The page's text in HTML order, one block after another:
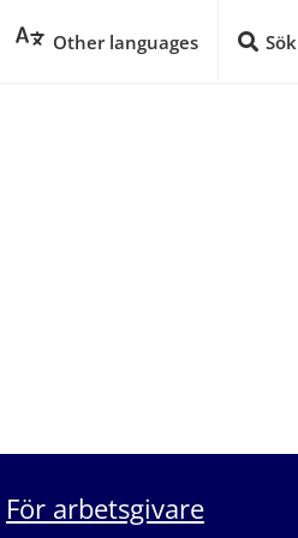
Other languages Sök
För arbetsgivare